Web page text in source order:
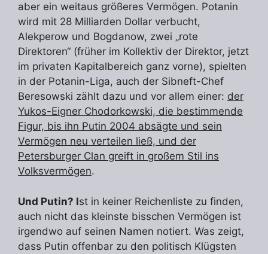
aber ein weitaus größeres Vermögen. Potanin
wird mit 28 Milliarden Dollar verbucht,
Alekperow und Bogdanow, zwei „rote
Direktoren“ (früher im Kollektiv der Direktor, jetzt
im privaten Kapitalbereich ganz vorne), spielten
in der Potanin-Liga, auch der Sibneft-Chef
Beresowski zählt dazu und vor allem einer: der
Yukos-Eigner Chodorkowski, die bestimmende
Figur, bis ihn Putin 2004 absägte und sein
Vermögen neu verteilen ließ, und der
Petersburger Clan greift in großem Stil ins
Volksvermögen.
Und Putin? Ist in keiner Reichenliste zu finden,
auch nicht das kleinste bisschen Vermögen ist
irgendwo auf seinen Namen notiert. Was zeigt,
dass Putin offenbar zu den politisch Klügsten